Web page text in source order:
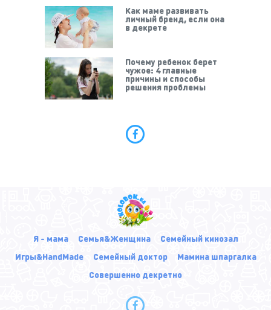
Как маме развивать
личный бренд, если она
в декрете
Почему ребенок берет
чужое: 4 главные
причины и способы
решения проблемы
Я - мама Семья&Женщина
Семейный кинозал
Игры&HandMade
Семейный доктор
Мамина шпаргалка
Совершенно декретно